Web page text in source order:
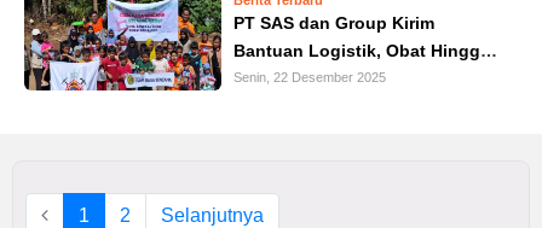
PT SAS dan Group Kirim
Bantuan Logistik, Obat Hingga
Tim Trauma Healing untuk Anak-
Senin, 22 Desember 2025
1 2 Selanjutnya